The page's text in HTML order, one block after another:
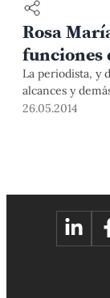
Rosa
funciones
La periodista, y
alcances y
26.05.2014